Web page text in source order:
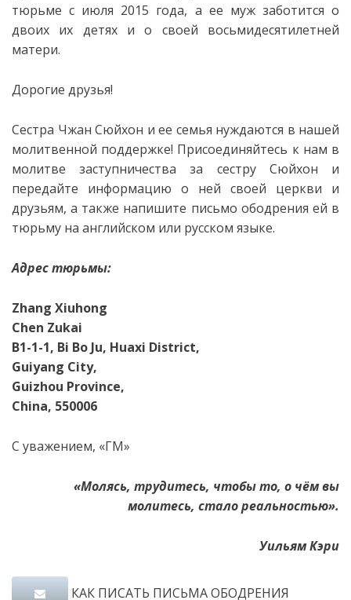
тюрьме с июля 2015 года, а ее муж заботится о
двоих их детях и о своей восьмидесятилетней
матери.
Дорогие друзья!
Сестра Чжан Сюйхон и ее семья нуждаются в нашей
молитвенной поддержке! Присоединяйтесь к нам в
молитве заступничества за сестру Сюйхон и
передайте информацию о ней своей церкви и
друзьям, а также напишите письмо ободрения ей в
тюрьму на английском или русском языке.
Адрес тюрьмы:
Zhang Xiuhong
Chen Zukai
B1-1-1, Bi Bo Ju, Huaxi District,
Guiyang City,
Guizhou Province,
China, 550006
С уважением, «ГМ»
«Молясь, трудитесь, чтобыто, о чёмвы
молитесь, сталореальностью».
Уильям Кэри
КАК ПИСАТЬ ПИСЬМА ОБОДРЕНИЯ